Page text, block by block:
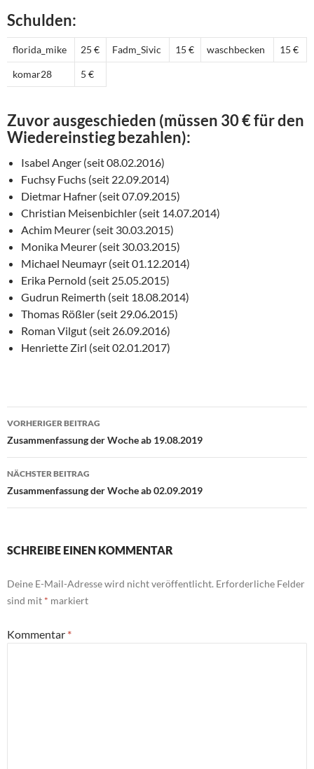
Schulden:
florida_mike 25 € Fadm_Sivic 15 € waschbecken 15 €
komar28 5 €
Zuvor ausgeschieden (müssen 30 € für den
Wiedereinstieg bezahlen):
Isabel Anger (seit 08.02.2016)
Fuchsy Fuchs (seit 22.09.2014)
Dietmar Hafner (seit 07.09.2015)
Christian Meisenbichler (seit 14.07.2014)
Achim Meurer (seit 30.03.2015)
Monika Meurer (seit 30.03.2015)
Michael Neumayr (seit 01.12.2014)
Erika Pernold (seit 25.05.2015)
Gudrun Reimerth (seit 18.08.2014)
Thomas Rößler (seit 29.06.2015)
Roman Vilgut (seit 26.09.2016)
Henriette Zirl (seit 02.01.2017)
Beitragsnavigation
VORHERIGER BEITRAG
Zusammenfassung der Woche ab 19.08.2019
NÄCHSTER BEITRAG
Zusammenfassung der Woche ab 02.09.2019
SCHREIBE EINEN KOMMENTAR
Deine E-Mail-Adresse wird nicht veröffentlicht. Erforderliche Felder
sind mit * markiert
Kommentar *